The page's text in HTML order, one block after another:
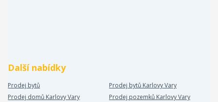
Další nabídky
Prodej bytů
Prodej bytů Karlovy Vary
Prodej domů Karlovy Vary
Prodej pozemků Karlovy Vary